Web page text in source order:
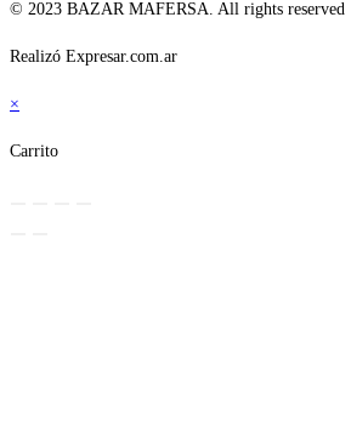
© 2023 BAZAR MAFERSA. All rights reserved
Realizó Expresar.com.ar
×
Carrito